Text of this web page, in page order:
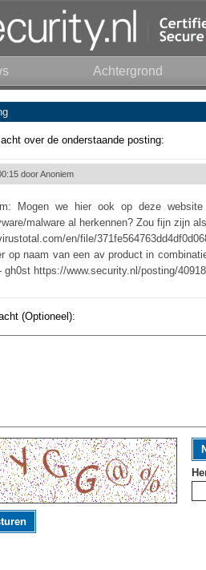
Achtergrond
over de onderstaande posting:
doorAnoniem
Mogen we hier ook op deze
malware al herkennen? Zou fijn zijn
en/file/
op naam van een av product in
gh0st https://www.security.nl/posting/
(Optioneel):